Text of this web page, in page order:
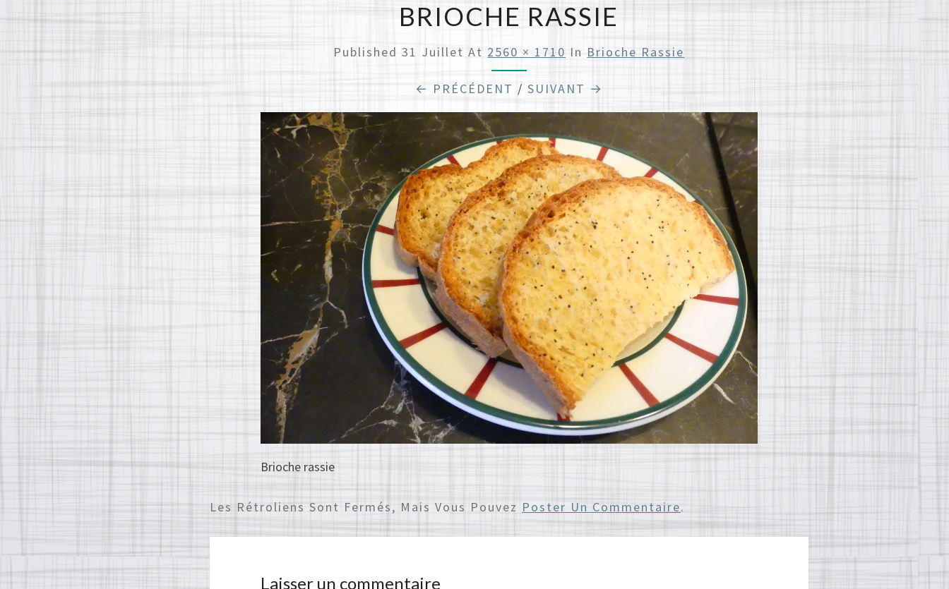
BRIOCHE RASSIE
Published31 Juillet At 2560 × 1710 In Brioche Rassie
← PRÉCÉDENT / SUIVANT →
Brioche rassie
Les Rétroliens Sont Fermés, Mais Vous Pouvez Poster Un Commentaire.
Laisser un commentaire